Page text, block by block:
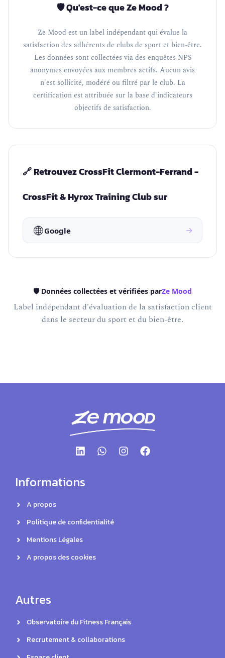
🛡️ Qu'est-ce que Ze Mood ?
Ze Mood est un label indépendant qui évalue la
satisfaction des adhérents de clubs de sport et bien-être.
Les données sont collectées via des enquêtes NPS
anonymes envoyées aux membres actifs. Aucun avis
n'est sollicité, modéré ou filtré par le club. La
certification est attribuée sur la base d'indicateurs
objectifs de satisfaction.
🔗 Retrouvez CrossFit Clermont-Ferrand -
CrossFit & Hyrox Training Club sur
🌐 Google →
🛡️ Données collectées et vérifiées parZe Mood
Label indépendant d'évaluation de la satisfaction client
dans le secteur du sport et du bien-être.
Informations
A propos
Politique de confidentialité
Mentions Légales
A propos des cookies
Autres
Observatoire du Fitness Français
Recrutement & collaborations